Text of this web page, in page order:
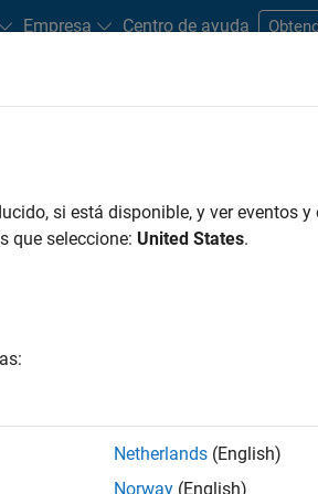
Empresa Centro de ayuda
carreras
FILTRADO POR Commercial Sales Human
empleos. Busque por ubicación
si está disponible, y ver eventos
que seleccione: United States.
Netherlands (English)
Norway (English)